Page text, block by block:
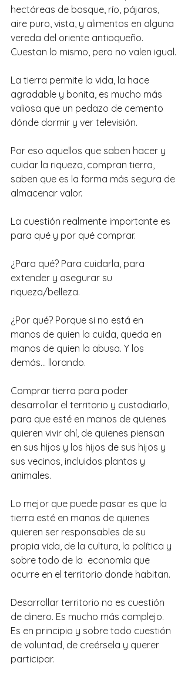
hectáreas de bosque, río, pájaros,
aire puro, vista, y alimentos en alguna
vereda del oriente antioqueño.
Cuestan lo mismo, pero no valen igual.
La tierra permite la vida, la hace
agradable y bonita, es mucho más
valiosa que un pedazo de cemento
dónde dormir y ver televisión.
Por eso aquellos que saben hacer y
cuidar la riqueza, compran tierra,
saben que es la forma más segura de
almacenar valor.
La cuestión realmente importante es
para qué y por qué comprar.
¿Para qué? Para cuidarla, para
extender y asegurar su
riqueza/belleza.
¿Por qué? Porque si no está en
manos de quien la cuida, queda en
manos de quien la abusa. Y los
demás... llorando.
Comprar tierra para poder
desarrollar el territorio y custodiarlo,
para que esté en manos de quienes
quieren vivir ahí, de quienes piensan
en sus hijos y los hijos de sus hijos y
sus vecinos, incluidos plantas y
animales.
Lo mejor que puede pasar es que la
tierra esté en manos de quienes
quieren ser responsables de su
propia vida, de la cultura, la política y
sobre todo de la  economía que
ocurre en el territorio donde habitan.
Desarrollar territorio no es cuestión
de dinero. Es mucho más complejo.
Es en principio y sobre todo cuestión
de voluntad, de creérsela y querer
participar.